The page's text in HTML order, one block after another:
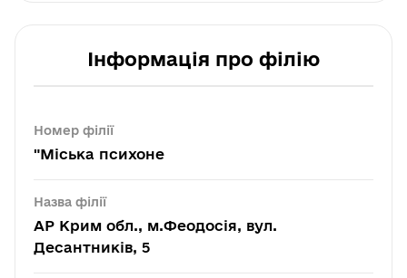
Інформація про філію
Номер філії
"Міська психоне
Назва філії
АР Крим обл., м.Феодосія, вул.
Десантників, 5